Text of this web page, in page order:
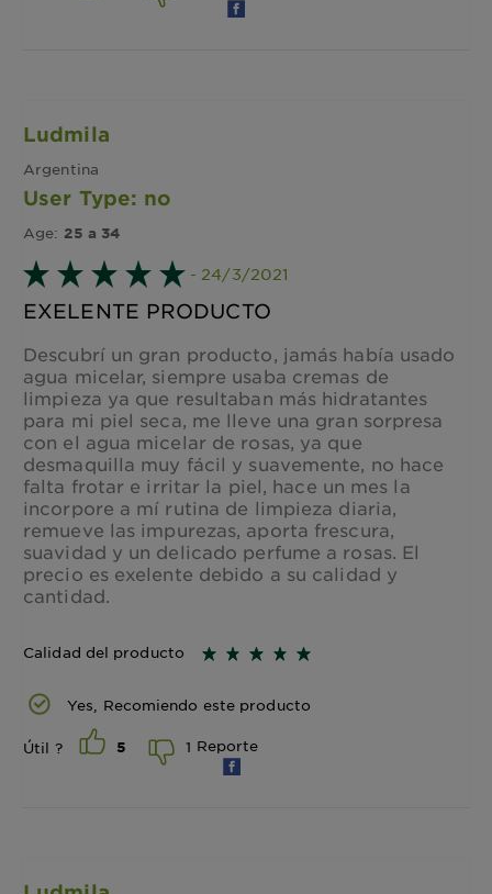
Ludmila
Argentina
User Type: no
Age: 25 a 34
- 24/3/2021
EXELENTE PRODUCTO
Descubrí un gran producto, jamás había usado
agua micelar, siempre usaba cremas de
limpieza ya que resultaban más hidratantes
para mi piel seca, me lleve una gran sorpresa
con el agua micelar de rosas, ya que
desmaquilla muy fácil y suavemente, no hace
falta frotar e irritar la piel, hace un mes la
incorpore a mí rutina de limpieza diaria,
remueve las impurezas, aporta frescura,
suavidad y un delicado perfume a rosas. El
precio es exelente debido a su calidad y
cantidad.
Calidad del producto
Yes, Recomiendo este producto
Útil ? 5 1 Reporte